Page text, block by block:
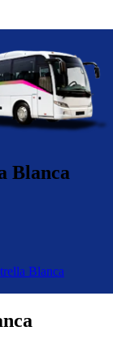
Blanca
Blanca